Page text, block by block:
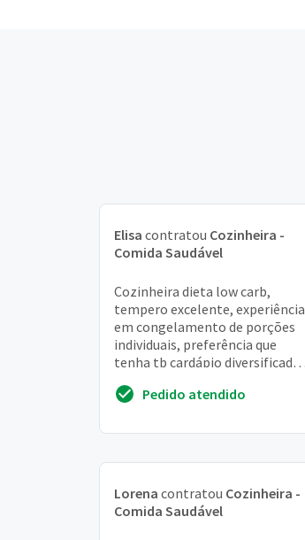
Elisa contratou Cozinheira -
Comida Saudável
Cozinheira dieta low carb,
tempero excelente, experiência
em congelamento de porções
individuais, preferência que
tenha tb cardápio diversificado.
dia a dia ...Pedido atendido
Lorena contratou Cozinheira -
Comida Saudável